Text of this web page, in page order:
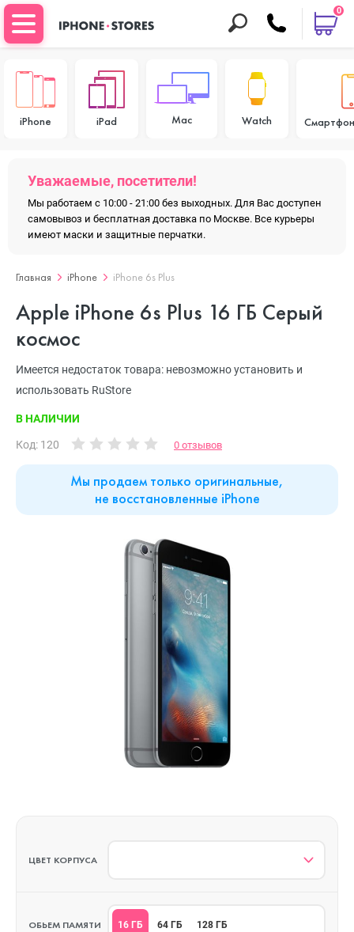
0
iPhone iPad Mac Watch
Уважаемые, посетители!
Мы работаем с 10:00 - 21:00 без выходных. Для Вас доступен
самовывоз и бесплатная доставка по Москве. Все курьеры
имеют маски и защитные перчатки.
Главная iPhone iPhone 6s Plus
Apple iPhone 6s Plus 16 ГБ Серый
космос
Имеется недостаток товара: невозможно установить и
использовать RuStore
В НАЛИЧИИ
Код: 120 0 отзывов
Мы продаем только оригинальные,
не восстановленные iPhone
ЦВЕТ КОРПУСА
ОБЬЕМ ПАМЯТИ 16 ГБ 64 ГБ 128 ГБ